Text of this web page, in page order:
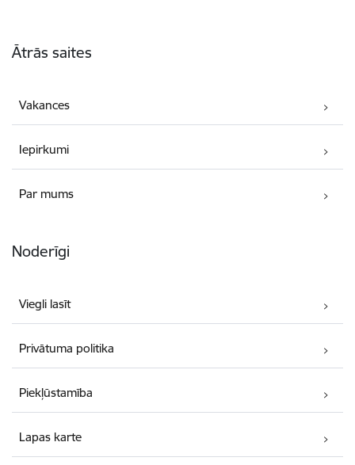
Ātrās saites
Vakances
Iepirkumi
Par mums
Noderīgi
Viegli lasīt
Privātuma politika
Piekļūstamība
Lapas karte